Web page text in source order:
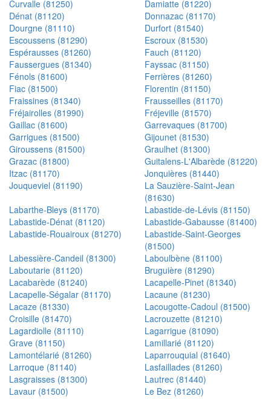
Curvalle (81250)
Damiatte (81220)
Dénat (81120)
Donnazac (81170)
Dourgne (81110)
Durfort (81540)
Escoussens (81290)
Escroux (81530)
Espérausses (81260)
Fauch (81120)
Faussergues (81340)
Fayssac (81150)
Fénols (81600)
Ferrières (81260)
Fiac (81500)
Florentin (81150)
Fraissines (81340)
Frausseilles (81170)
Fréjairolles (81990)
Fréjeville (81570)
Gaillac (81600)
Garrevaques (81700)
Garrigues (81500)
Gijounet (81530)
Giroussens (81500)
Graulhet (81300)
Grazac (81800)
Guitalens-L'Albarède (81220)
Itzac (81170)
Jonquières (81440)
Jouqueviel (81190)
La Sauzière-Saint-Jean
(81630)
Labarthe-Bleys (81170)
Labastide-de-Lévis (81150)
Labastide-Dénat (81120)
Labastide-Gabausse (81400)
Labastide-Rouairoux (81270)
Labastide-Saint-Georges
(81500)
Labessière-Candeil (81300)
Laboulbène (81100)
Laboutarie (81120)
Bruguière (81290)
Lacabarède (81240)
Lacapelle-Pinet (81340)
Lacapelle-Ségalar (81170)
Lacaune (81230)
Lacaze (81330)
Lacougotte-Cadoul (81500)
Croisille (81470)
Lacrouzette (81210)
Lagardiolle (81110)
Lagarrigue (81090)
Grave (81150)
Lamillarié (81120)
Lamontélarié (81260)
Laparrouquial (81640)
Larroque (81140)
Lasfaillades (81260)
Lasgraisses (81300)
Lautrec (81440)
Lavaur (81500)
Le Bez (81260)